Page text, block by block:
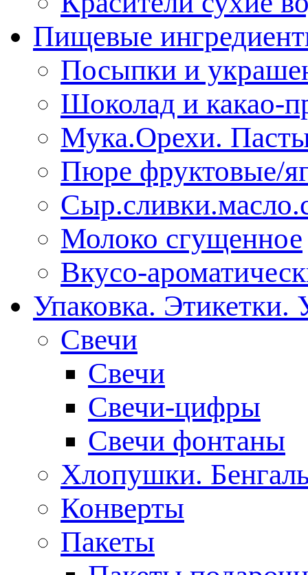
Пищевые
Посыпки и
Шоколад и какао-
Мука.Орехи.
Пюре фруктовые/
Молоко сгущенное
Вкусо-
Упаковка. Этикетки.
Свечи
Свечи
Свечи-цифры
Свечи фонтаны
Хлопушки.
Конверты
Пакеты